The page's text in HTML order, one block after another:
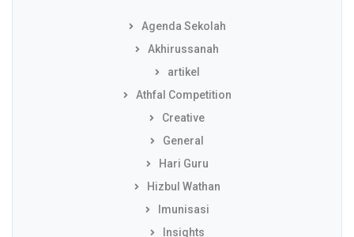
Agenda Sekolah
Akhirussanah
artikel
Athfal Competition
Creative
General
Hari Guru
Hizbul Wathan
Imunisasi
Insights